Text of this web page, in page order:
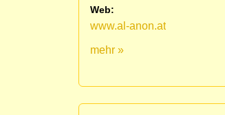
Web:
www.al-anon.at
mehr »